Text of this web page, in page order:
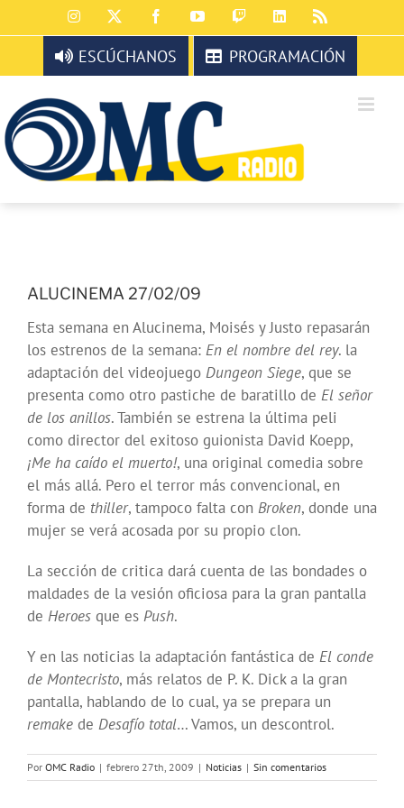
al
contenido
Instagram FacebookYouTubeTwitchLinkedIn
ESCÚCHANOS PROGRAMACIÓN
ALUCINEMA 27/02/09
Esta semana en Alucinema, Moisés y Justo repasarán
los estrenos de la semana: En el nombre del rey. la
adaptación del videojuego Dungeon Siege, que se
presenta como otro pastiche de baratillo de El señor
de los anillos. También se estrena la última peli
como director del exitoso guionista David Koepp,
¡Me ha caído el muerto!, una original comedia sobre
el más allá. Pero el terror más convencional, en
forma de thiller, tampoco falta con Broken, donde una
mujer se verá acosada por su propio clon.
La sección de critica dará cuenta de las bondades o
maldades de la vesión oficiosa para la gran pantalla
de Heroes que es Push.
Y en las noticias la adaptación fantástica de El conde
de Montecristo, más relatos de P. K. Dick a la gran
pantalla, hablando de lo cual, ya se prepara un
remake de Desafío total… Vamos, un descontrol.
Por OMC Radio | febrero 27th, 2009 | Noticias | Sin comentarios